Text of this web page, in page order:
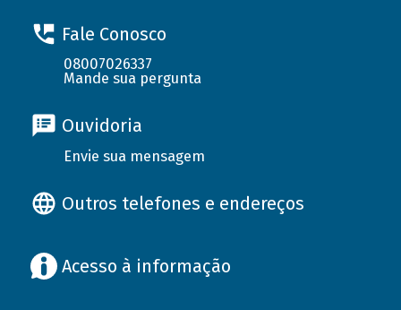
Fale Conosco
08007026337
Mande sua pergunta
Ouvidoria
Envie sua mensagem
Outros telefones e endereços
Acesso à informação